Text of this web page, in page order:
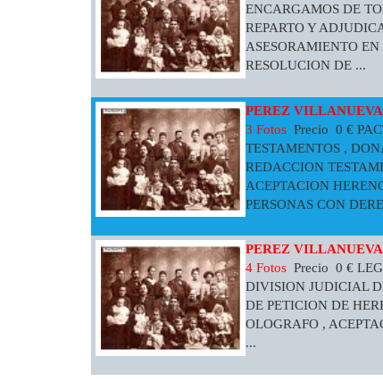
ENCARGAMOS DE
REPARTO Y
ASESORAMIENTO
RESOLUCION DE ...
PEREZ
3 Fotos Precio 0 €
TESTAMENTOS ,
REDACCION
ACEPTACION
PERSONAS CON
PEREZ
4 Fotos Precio 0 €
DIVISION JUDICIAL
DE PETICION DE
OLOGRAFO ,
...